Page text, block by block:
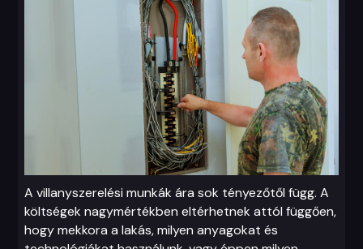
A villanyszerelési munkák ára sok tényezőtől függ. A
költségek nagymértékben eltérhetnek attól függően,
hogy mekkora a lakás, milyen anyagokat és